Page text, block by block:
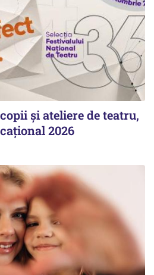
și ateliere de teatru,
2026